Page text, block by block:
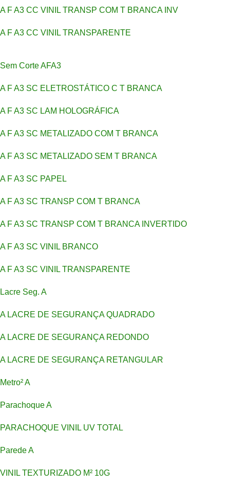
A F A3 CC VINIL TRANSP COM T BRANCA INV
A F A3 CC VINIL TRANSPARENTE
Sem Corte AFA3
A F A3 SC ELETROSTÁTICO C T BRANCA
A F A3 SC LAM HOLOGRÁFICA
A F A3 SC METALIZADO COM T BRANCA
A F A3 SC METALIZADO SEM T BRANCA
A F A3 SC PAPEL
A F A3 SC TRANSP COM T BRANCA
A F A3 SC TRANSP COM T BRANCA INVERTIDO
A F A3 SC VINIL BRANCO
A F A3 SC VINIL TRANSPARENTE
Lacre Seg. A
A LACRE DE SEGURANÇA QUADRADO
A LACRE DE SEGURANÇA REDONDO
A LACRE DE SEGURANÇA RETANGULAR
Metro² A
Parachoque A
PARACHOQUE VINIL UV TOTAL
Parede A
VINIL TEXTURIZADO M² 10G